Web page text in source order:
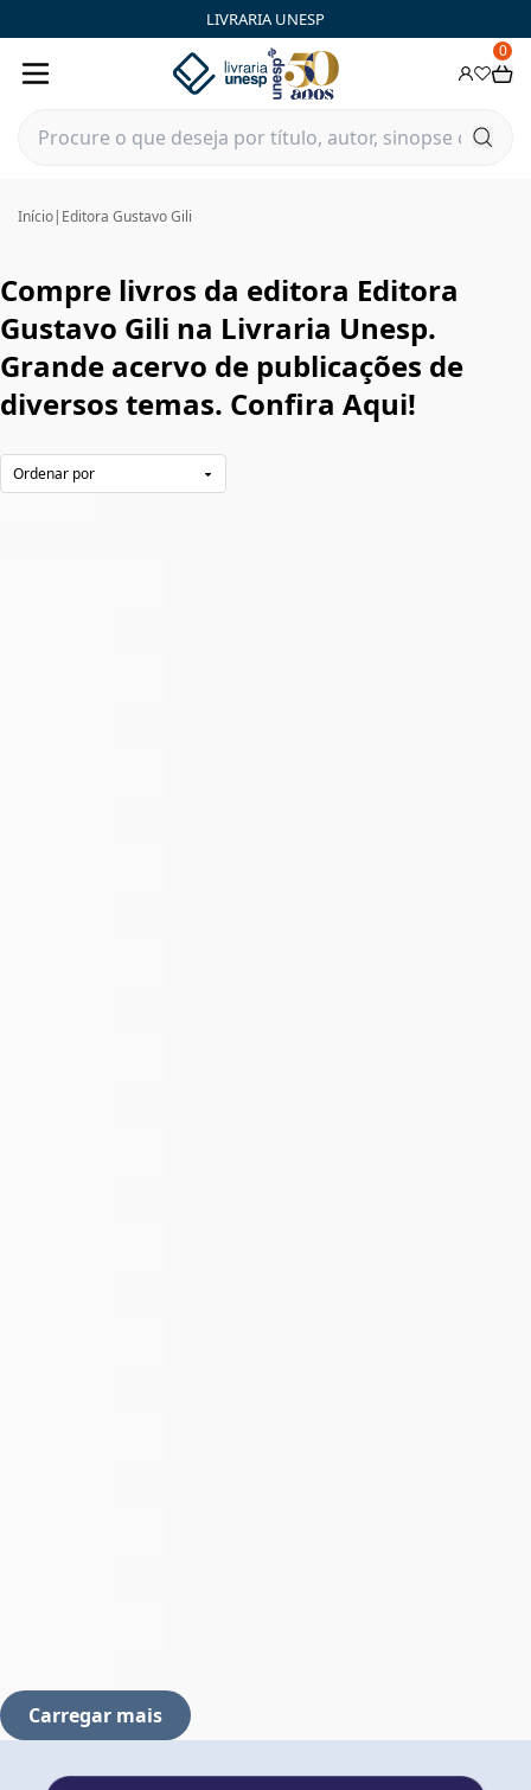
LIVRARIA UNESP
0
Início| Editora Gustavo Gili
Compre livros da editora Editora
Gustavo Gili na Livraria Unesp.
Grande acervo de publicações de
diversos temas. Confira Aqui!
Editora Gustavo Gili|Livraria Unesp | FastStore PLP